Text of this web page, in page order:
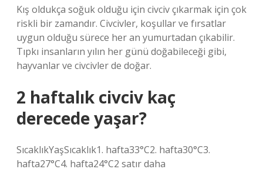
Kış oldukça soğuk olduğu için civciv çıkarmak için çok
riskli bir zamandır. Civcivler, koşullar ve fırsatlar
uygun olduğu sürece her an yumurtadan çıkabilir.
Tıpkı insanların yılın her günü doğabileceği gibi,
hayvanlar ve civcivler de doğar.
2 haftalık civciv kaç
derecede yaşar?
SıcaklıkYaşSıcaklık1. hafta33°C2. hafta30°C3.
hafta27°C4. hafta24°C2 satır daha